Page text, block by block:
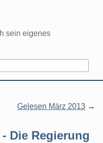
sein eigenes
Gelesen März 2013
Die Regierung